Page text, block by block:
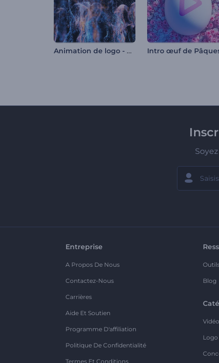
Animation de logo - Ondes de particules ascendantes
Entreprise
A Propos De Nous
Contactez-Nous
Carrières
Aide Et Soutien
Programme D'affiliation
Politique De Confidentialité
Termes Et Conditions
Blog
Vidéo
Logo